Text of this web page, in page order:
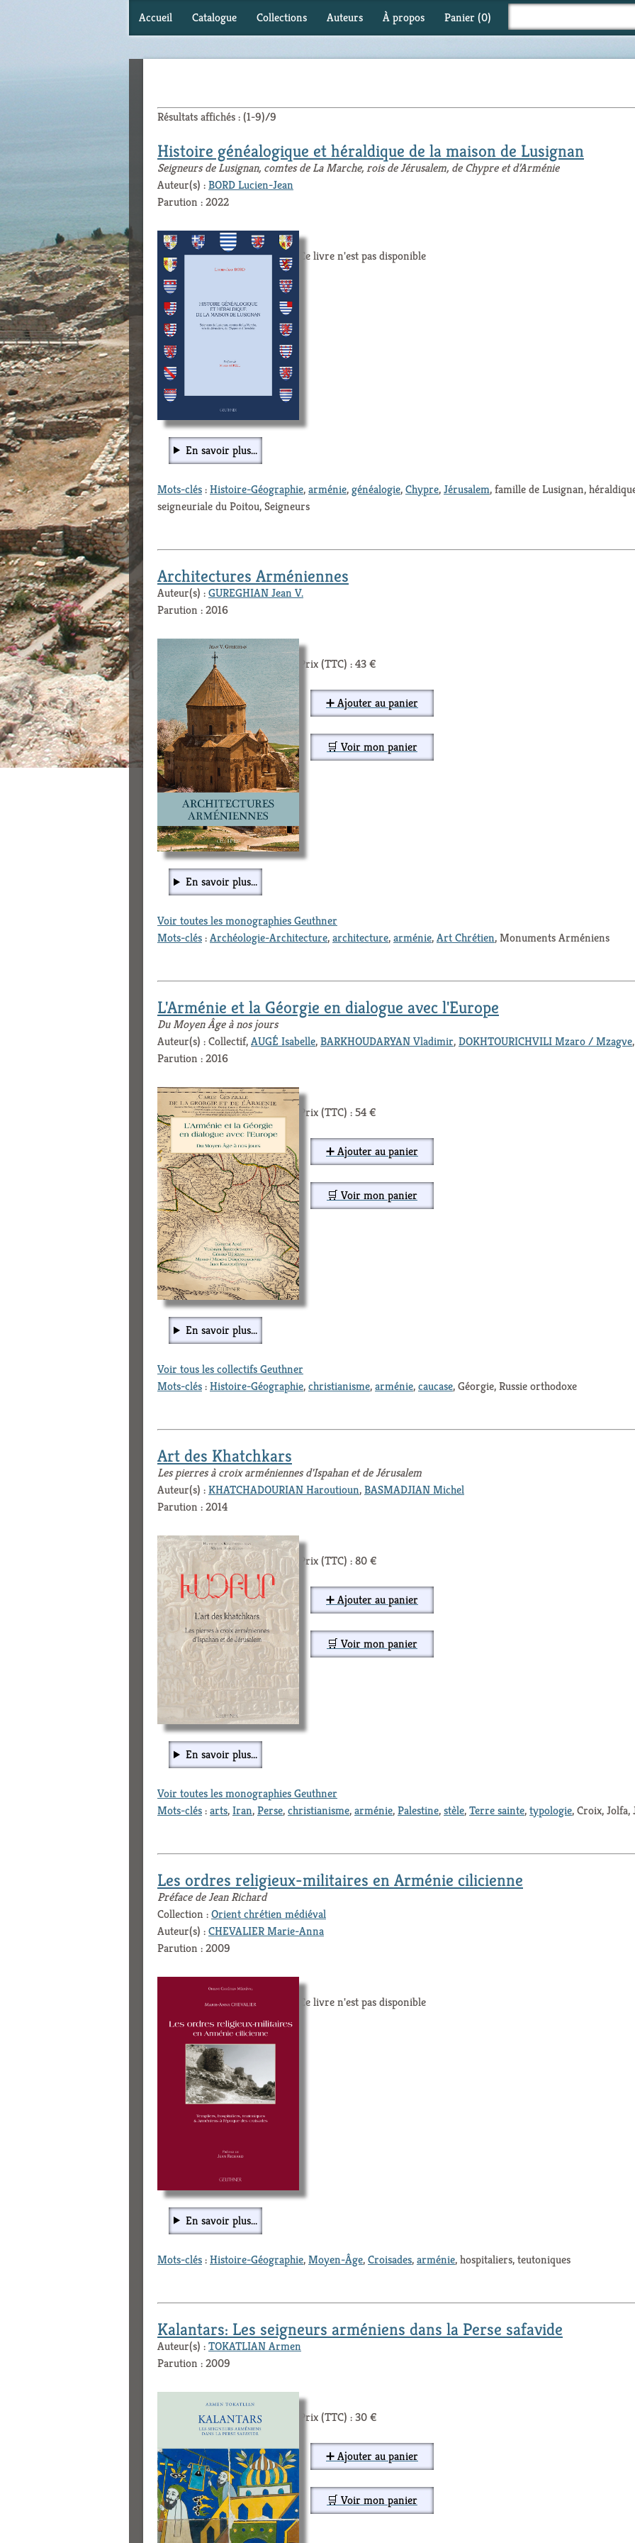
Accueil Catalogue Collections Auteurs À propos Panier (0)
Résultats affichés : (1-9)/9
Histoire généalogique et héraldique de la maison de Lusignan
Seigneurs de Lusignan, comtes de La Marche, rois de Jérusalem, de Chypre et d’Arménie
Auteur(s) :BORD Lucien-Jean
Parution : 2022
Ce livre n'est pas disponible
En savoir plus...
Mots-clés:Histoire-Géographie,arménie,généalogie,Chypre,Jérusalem, famille de Lusignan,
seigneuriale du Poitou, Seigneurs
Architectures Arméniennes
Auteur(s) :GUREGHIAN Jean V.
Parution : 2016
Prix (TTC) : 43 €
➕ Ajouter au panier
🛒 Voir mon panier
En savoir plus...
Voir toutes les monographies Geuthner
Mots-clés:Archéologie-Architecture,architecture,arménie,Art Chrétien, Monuments Arméniens
L'Arménie et la Géorgie en dialogue avec l'Europe
Du Moyen Âge à nos jours
Auteur(s) : Collectif,AUGÉ Isabelle,BARKHOUDARYAN Vladimir,DOKHTOURICHVILI Mzaro / Mzagve,
Parution : 2016
Prix (TTC) : 54 €
➕ Ajouter au panier
🛒 Voir mon panier
En savoir plus...
Voir tous les collectifs Geuthner
Mots-clés:Histoire-Géographie,christianisme,arménie,caucase, Géorgie, Russie orthodoxe
Art des Khatchkars
Les pierres à croix arméniennes d'Ispahan et de Jérusalem
Auteur(s) :KHATCHADOURIAN Haroutioun,BASMADJIAN Michel
Parution : 2014
Prix (TTC) : 80 €
➕ Ajouter au panier
🛒 Voir mon panier
En savoir plus...
Voir toutes les monographies Geuthner
Mots-clés:arts,Iran,Perse,christianisme,arménie,Palestine,stèle,Terre sainte,typologie, Croix, Jolfa,
Les ordres religieux-militaires en Arménie cilicienne
Préface de Jean Richard
Collection :Orient chrétien médiéval
Auteur(s) :CHEVALIER Marie-Anna
Parution : 2009
Ce livre n'est pas disponible
En savoir plus...
Mots-clés:Histoire-Géographie,Moyen-Âge,Croisades,arménie, hospitaliers, teutoniques
Kalantars: Les seigneurs arméniens dans la Perse safavide
Auteur(s) :TOKATLIAN Armen
Parution : 2009
Prix (TTC) : 30 €
➕ Ajouter au panier
🛒 Voir mon panier